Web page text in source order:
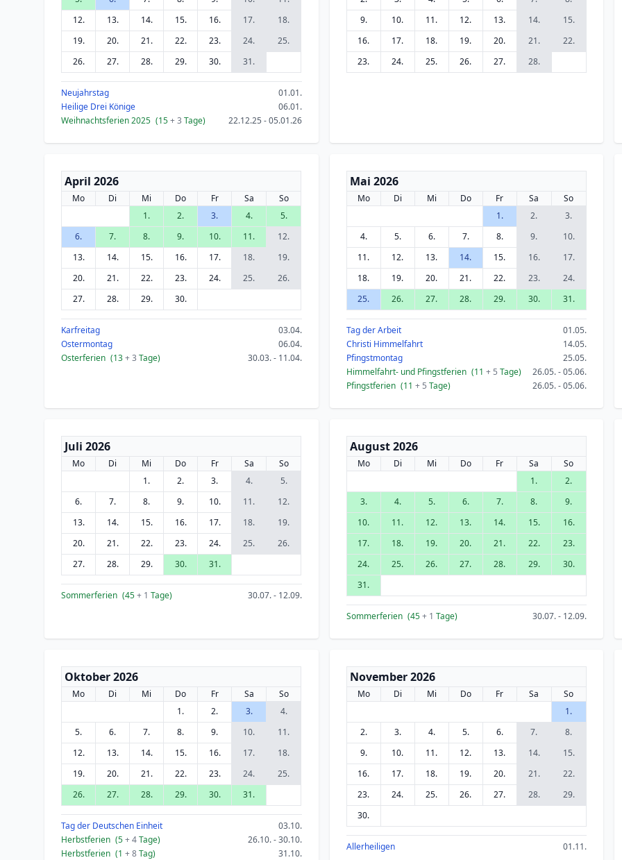
12.
13. 14. 15. 16. 17.
18.
19.
20. 21. 22. 23. 24.
25.
26.
27. 28. 29. 30. 31.
Neujahrstag
01.01.
Heilige Drei Könige
06.01.
Weihnachtsferien 2025 (15+ 3 Tage) 22.12.25 - 05.01.26
9.
10. 11. 12. 13. 14.
15.
16.
17. 18. 19. 20. 21.
22.
23.
24. 25. 26. 27. 28.
April 2026
Mo Di Mi Do Fr Sa
So
1.
2. 3. 4.
5.
6.
7. 8. 9. 10. 11.
12.
13.
14. 15. 16. 17. 18.
19.
20.
21. 22. 23. 24. 25.
26.
27.
28. 29. 30.
Karfreitag
03.04.
Ostermontag
06.04.
Osterferien (13+ 3 Tage) 30.03. - 11.04.
Mai 2026
Mo Di Mi Do Fr Sa
So
1.
2.
3.
4.
5. 6. 7. 8. 9.
10.
11.
12. 13. 14. 15. 16.
17.
18.
19. 20. 21. 22. 23.
24.
25.
26. 27. 28. 29. 30. 31.
Tag der Arbeit
01.05.
Christi Himmelfahrt
14.05.
Pfingstmontag
25.05.
Himmelfahrt- und Pfingstferien (11 + 5 Tage)
26.05. - 05.06.
Pfingstferien (11 + 5 Tage) 26.05. - 05.06.
Juli 2026
Mo Di Mi Do Fr Sa
So
1.
2. 3. 4.
5.
6.
7. 8. 9. 10. 11.
12.
13.
14. 15. 16. 17. 18.
19.
20.
21. 22. 23. 24. 25.
26.
27.
28. 29. 30. 31.
Sommerferien (45+ 1 Tage) 30.07. - 12.09.
August 2026
Mo Di Mi Do Fr Sa
So
1.
2.
3.
4. 5. 6. 7. 8.
9.
10.
11. 12. 13. 14. 15.
16.
17.
18. 19. 20. 21. 22.
23.
24.
25. 26. 27. 28. 29.
30.
31.
Sommerferien (45+ 1 Tage) 30.07. - 12.09.
Oktober 2026
Mo Di Mi Do Fr Sa
So
1.
2. 3.
4.
5.
6. 7. 8. 9. 10.
11.
12.
13. 14. 15. 16. 17.
18.
19.
20. 21. 22. 23. 24.
25.
26.
27. 28. 29. 30. 31.
Tag der Deutschen Einheit
03.10.
Herbstferien (5+ 4Tage)
26.10. - 30.10.
Herbstferien (1 + 8Tag) 31.10.
November 2026
Mo Di Mi Do Fr Sa
So
1.
2.
3. 4. 5. 6. 7.
8.
9.
10. 11. 12. 13. 14.
15.
16.
17. 18. 19. 20. 21.
22.
23.
24. 25. 26. 27. 28.
29.
30.
Allerheiligen 01.11.